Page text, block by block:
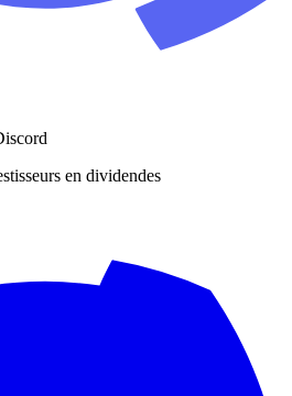
en dividendes